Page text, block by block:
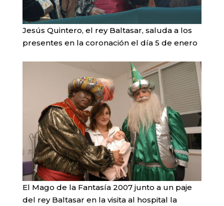
Jesús Quintero, el rey Baltasar, saluda a los
presentes en la coronación el día 5 de enero
El Mago de la Fantasía 2007 junto a un paje
del rey Baltasar en la visita al hospital la